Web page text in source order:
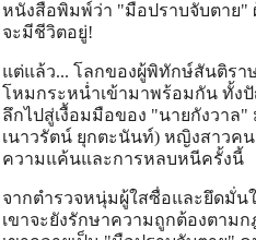
หนังสือพิมพ์ว่า "มือปราบจับตาย
จะมีชีวิตอยู่!
แต่แล้ว... โลกของผู้พิทักษ์สันติร
โหมกระหน่ำเข้ามาพร้อมกัน ทั้ง
ลึกไปสู่เงื้อมมือของ "นายกังวาล
เนาวรัตน์ ยุกตะนันท์) หญิงสาวค
ความแค้นและการหลบหนีครั้งนี้
จากตำรวจหนุ่มผู้ใสซื่อและยึดมั่
เขาจะยังรักษาความถูกต้องตาม